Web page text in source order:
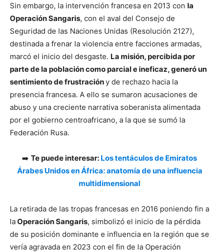
Sin embargo, la intervención francesa en 2013 con la
Operación Sangaris, con el aval del Consejo de
Seguridad de las Naciones Unidas (Resolución 2127),
destinada a frenar la violencia entre facciones armadas,
marcó el inicio del desgaste. La misión, percibida por
parte de la población como parcial e ineficaz, generó un
sentimiento de frustracióny de rechazo hacia la
presencia francesa. A ello se sumaron acusaciones de
abuso y una creciente narrativa soberanista alimentada
por el gobierno centroafricano, a la que se sumó la
Federación Rusa.
➡️ Te puede interesar: Los tentáculos de Emiratos
Árabes Unidos en África: anatomía de una influencia
multidimensional
La retirada de las tropas francesas en 2016 poniendo fin a
laOperación Sangaris, simbolizó el inicio de la pérdida
de su posición dominante e influencia en la región que se
vería agravada en 2023 con el fin de la Operación